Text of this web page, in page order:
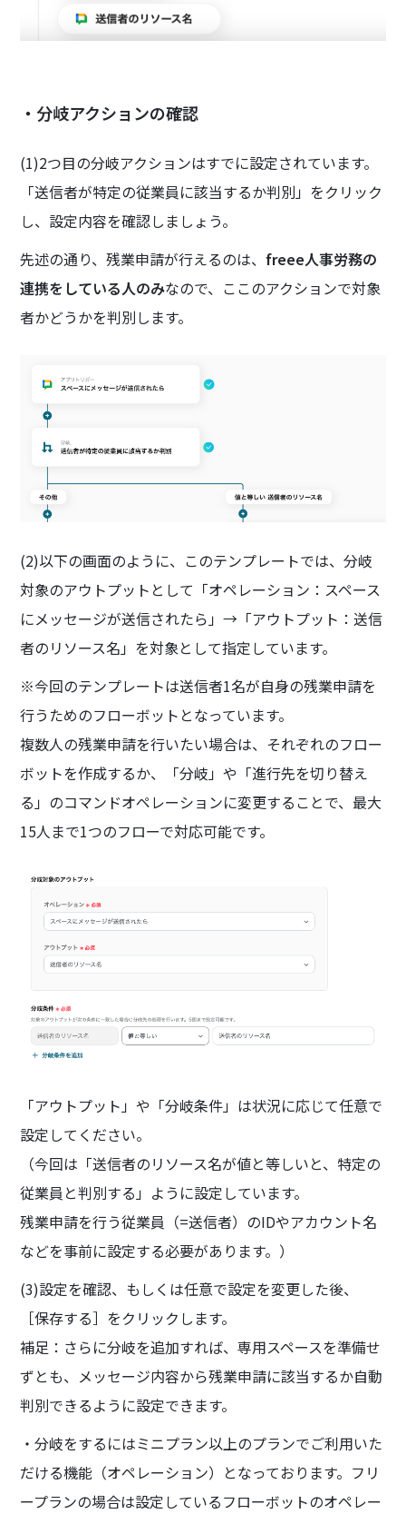
・分岐アクションの確認
(1)2つ目の分岐アクションはすでに設定されています。
「送信者が特定の従業員に該当するか判別」をクリック
し、設定内容を確認しましょう。
先述の通り、残業申請が行えるのは、freee人事労務の
連携をしている人のみなので、ここのアクションで対象
者かどうかを判別します。
(2)以下の画面のように、このテンプレートでは、分岐
対象のアウトプットとして「オペレーション：スペース
にメッセージが送信されたら」→「アウトプット：送信
者のリソース名」を対象として指定しています。
※今回のテンプレートは送信者1名が自身の残業申請を
行うためのフローボットとなっています。
複数人の残業申請を行いたい場合は、それぞれのフロー
ボットを作成するか、「分岐」や「進行先を切り替え
る」のコマンドオペレーションに変更することで、最大
15人まで1つのフローで対応可能です。
「アウトプット」や「分岐条件」は状況に応じて任意で
設定してください。
（今回は「送信者のリソース名が値と等しいと、特定の
従業員と判別する」ように設定しています。
残業申請を行う従業員（=送信者）のIDやアカウント名
などを事前に設定する必要があります。）
(3)設定を確認、もしくは任意で設定を変更した後、
［保存する］をクリックします。
補足：さらに分岐を追加すれば、専用スペースを準備せ
ずとも、メッセージ内容から残業申請に該当するか自動
判別できるように設定できます。
・分岐をするにはミニプラン以上のプランでご利用いた
だける機能（オペレーション）となっております。フリ
ープランの場合は設定しているフローボットのオペレー